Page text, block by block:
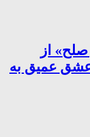
از
عشق عمیق به